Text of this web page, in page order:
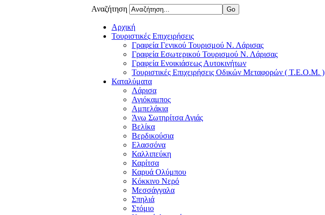
Αναζήτηση
Αρχική
Τουριστικές Επιχειρήσεις
Γραφεία Γενικού Τουρισμού Ν. Λάρισας
Γραφεία Εσωτερικού Τουρισμού Ν. Λάρισας
Γραφεία Ενοικιάσεως Αυτοκινήτων
Τουριστικές Επιχειρήσεις Οδικών Μεταφορών ( Τ.Ε.Ο.Μ. )
Καταλύματα
Λάρισα
Αγιόκαμπος
Αμπελάκια
Άνω Σωτηρίτσα Αγιάς
Βελίκα
Βερδικούσια
Ελασσόνα
Καλλιπεύκη
Καρίτσα
Καρυά Ολύμπου
Κόκκινο Νερό
Μεσσάγγαλα
Σπηλιά
Στόμιο